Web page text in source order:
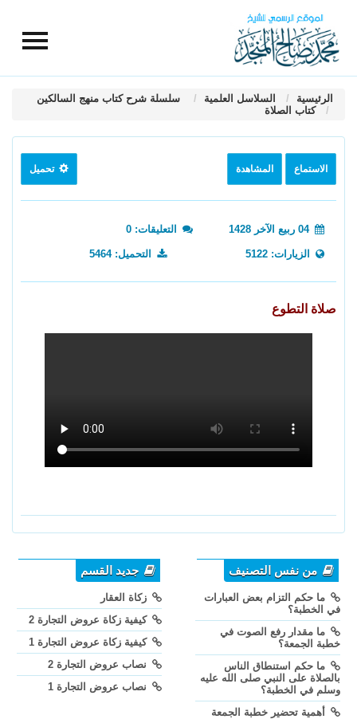
الرئيسية السلاسل العلمية
سلسلة شرح كتاب منهج السالكين
كتاب الصلاة
الاستماع المشاهدة تحميل
04 ربيع الآخر 1428 التعليقات: 0
الزيارات: 5122 التحميل: 5464
صلاة التطوع
من نفس التصنيف
ما حكم التزام بعض العبارات
في الخطبة؟
ما مقدار رفع الصوت في
خطبة الجمعة؟
ما حكم استنطاق الناس
بالصلاة على النبي صلى الله عليه
وسلم في الخطبة؟
أهمية تحضير خطبة الجمعة
جديد القسم
زكاة العقار
كيفية زكاة عروض التجارة 2
كيفية زكاة عروض التجارة 1
نصاب عروض التجارة 2
نصاب عروض التجارة 1